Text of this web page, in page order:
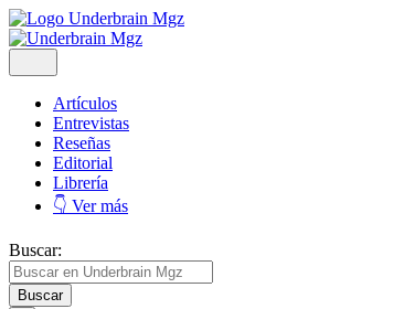
Artículos
Entrevistas
Reseñas
Editorial
Librería
👇 Ver más
Buscar: